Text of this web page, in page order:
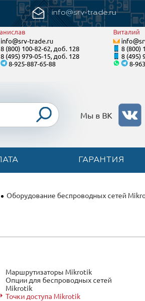
info@srv-trade.ru
info@srv-trade.ru
8 (800) 100-82-62, доб. 128
8 (495) 979-05-15, доб. 128
8-925-887-65-88
Виталий
8 (800)
8 (495)
8-
ГАРАНТИЯ
Мы в ВК
Оборудование беспроводных сетей
Маршрутизаторы Mikrotik
Опции для беспроводных сетей
Mikrotik
Точки доступа Mikrotik